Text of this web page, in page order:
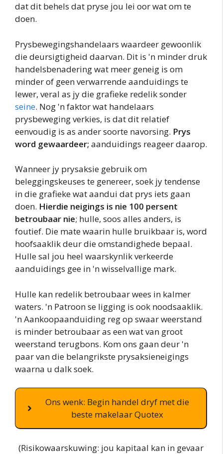
dat dit behels dat pryse jou lei oor wat om te
doen.
Prysbewegingshandelaars waardeer gewoonlik
die deursigtigheid daarvan. Dit is 'n minder druk
handelsbenadering wat meer geneig is om
minder of geen verwarrende aanduidings te
lewer, veral as jy die grafieke redelik sonder
seine. Nog 'n faktor wat handelaars
prysbeweging verkies, is dat dit relatief
eenvoudig is as ander soorte navorsing. Prys
word gewaardeer; aanduidings reageer daarop.
Wanneer jy prysaksie gebruik om
beleggingskeuses te genereer, soek jy tendense
in die grafieke wat aandui dat prys iets gaan
doen. Hierdie neigings is nie 100 persent
betroubaar nie; hulle, soos alles anders, is
foutief. Die mate waarin hulle bruikbaar is, word
hoofsaaklik deur die omstandighede bepaal.
Hulle sal jou heel waarskynlik verkeerde
aanduidings gee in 'n wisselvallige mark.
Hulle kan redelik betroubaar wees in kalmer
waters. 'n Patroon se ligging is ook noodsaaklik.
'n Aankoopaanduiding reg op swaar weerstand
is minder betroubaar as een wat van groot
weerstand terugbons. Kom ons gaan deur 'n
paar van die belangrikste prysaksieneigings
waarna u dalk soek.
Ons wenk: Begin handel dryf met die
beste makelaar Quotex
(Risikowaarskuwing: jou kapitaal kan in gevaar